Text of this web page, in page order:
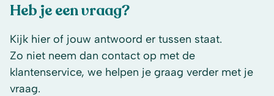
Heb je een vraag?
Kijk hier of jouw antwoord er tussen staat.
Zo niet neem dan contact op met de
klantenservice, we helpen je graag verder met je
vraag.